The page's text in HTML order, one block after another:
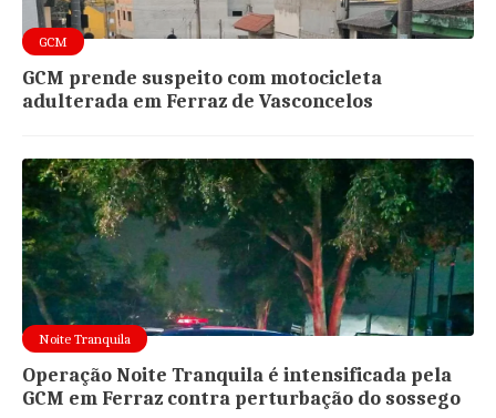
GCM
GCM prende suspeito com motocicleta
adulterada em Ferraz de Vasconcelos
Noite Tranquila
Operação Noite Tranquila é intensificada pela
GCM em Ferraz contra perturbação do sossego